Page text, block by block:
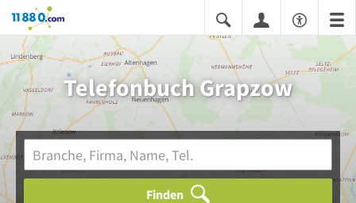
11880.com
Telefonbuch Grapzow
Finden